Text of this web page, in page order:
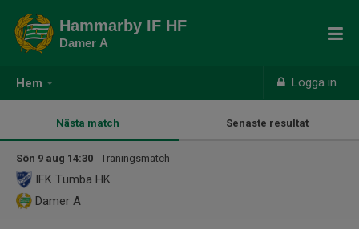
Hem Logga in
Hammarby IF HF
Damer A
Nästa match Senaste resultat
Sön 9 aug 14:30 - Träningsmatch
IFK Tumba HK
Damer A